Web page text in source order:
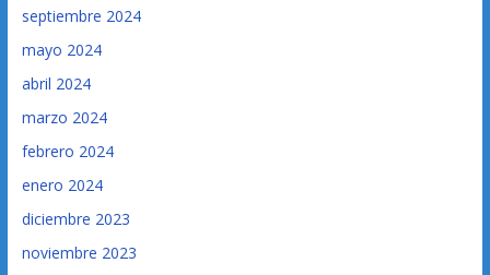
septiembre 2024
mayo 2024
abril 2024
marzo 2024
febrero 2024
enero 2024
diciembre 2023
noviembre 2023